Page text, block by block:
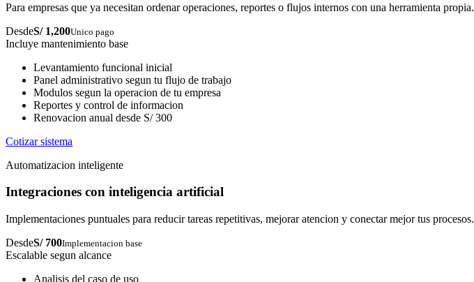
Para empresas que ya necesitan ordenar operaciones, reportes o flujos internos con una herramienta propia.
DesdeS/ 1,200Unico pago
Incluye mantenimiento base
Levantamiento funcional inicial
Panel administrativo segun tu flujo de trabajo
Modulos segun la operacion de tu empresa
Reportes y control de informacion
Renovacion anual desde S/ 300
Cotizar sistema
Automatizacion inteligente
Integraciones con inteligencia artificial
Implementaciones puntuales para reducir tareas repetitivas, mejorar atencion y conectar mejor tus procesos.
DesdeS/ 700Implementacion base
Escalable segun alcance
Analisis del caso de uso